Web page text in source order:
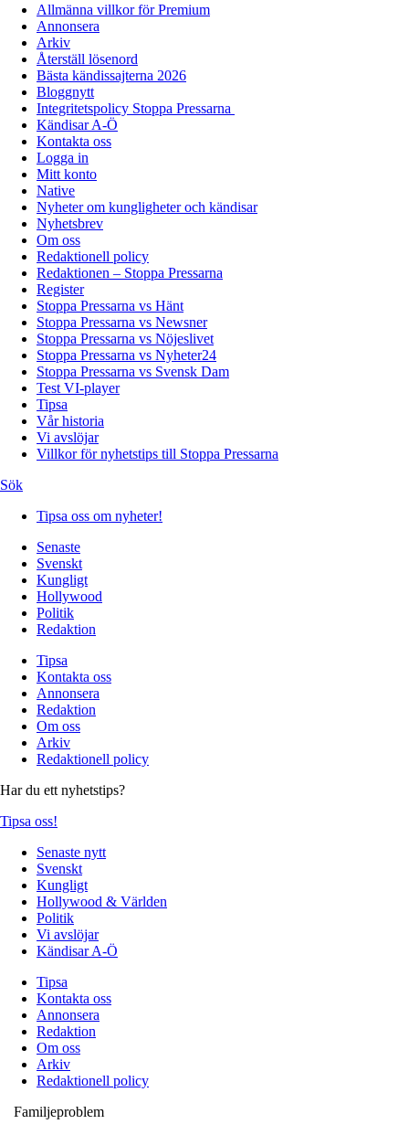
Allmänna villkor för Premium
Annonsera
Arkiv
Återställ lösenord
Bästa kändissajterna 2026
Bloggnytt
Integritetspolicy Stoppa Pressarna
Kändisar A-Ö
Kontakta oss
Logga in
Mitt konto
Native
Nyheter om kungligheter och kändisar
Nyhetsbrev
Om oss
Redaktionell policy
Redaktionen – Stoppa Pressarna
Register
Stoppa Pressarna vs Hänt
Stoppa Pressarna vs Newsner
Stoppa Pressarna vs Nöjeslivet
Stoppa Pressarna vs Nyheter24
Stoppa Pressarna vs Svensk Dam
Test VI-player
Tipsa
Vår historia
Vi avslöjar
Villkor för nyhetstips till Stoppa Pressarna
Sök
Tipsa oss om nyheter!
Senaste
Svenskt
Kungligt
Hollywood
Politik
Redaktion
Tipsa
Kontakta oss
Annonsera
Redaktion
Om oss
Arkiv
Redaktionell policy
Har du ett nyhetstips?
Tipsa oss!
Senaste nytt
Svenskt
Kungligt
Hollywood & Världen
Politik
Vi avslöjar
Kändisar A-Ö
Tipsa
Kontakta oss
Annonsera
Redaktion
Om oss
Arkiv
Redaktionell policy
Familjeproblem